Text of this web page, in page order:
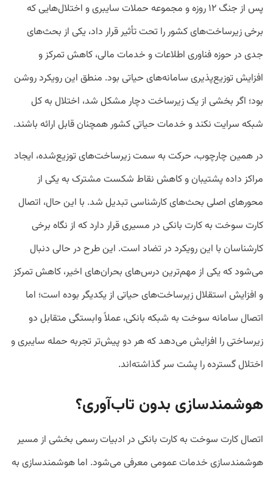
پس از جنگ ۱۲ روزه و مجموعه حملات سایبری و اختلال‌هایی که
برخی زیرساخت‌های کشور را تحت تأثیر قرار داد، یکی از بحث‌های
جدی در حوزه فناوری اطلاعات و خدمات مالی، کاهش تمرکز و
افزایش توزیع‌پذیری سامانه‌های حیاتی بود. منطق این رویکرد روشن
بود؛ اگر بخشی از یک زیرساخت دچار مشکل شد، اختلال به کل
شبکه سرایت نکند و خدمات حیاتی کشور همچنان قابل ارائه باشند.
در همین چارچوب، حرکت به سمت زیرساخت‌های توزیع‌شده، ایجاد
مراکز داده پشتیبان و کاهش نقاط شکست مشترک به یکی از
محورهای اصلی بحث‌های کارشناسی تبدیل شد. با این حال، اتصال
کارت سوخت به کارت بانکی در مسیری قرار دارد که از نگاه برخی
کارشناسان با این رویکرد در تضاد است. این طرح در حالی دنبال
می‌شود که یکی از مهم‌ترین درس‌های بحران‌های اخیر، کاهش تمرکز
و افزایش استقلال زیرساخت‌های حیاتی از یکدیگر بوده است؛ اما
اتصال سامانه سوخت به شبکه بانکی، عملاً وابستگی متقابل دو
زیرساختی را افزایش می‌دهد که هر دو پیش‌تر تجربه حمله سایبری و
اختلال گسترده را پشت سر گذاشته‌اند.
هوشمندسازی بدون تاب‌آوری؟
اتصال کارت سوخت به کارت بانکی در ادبیات رسمی بخشی از مسیر
هوشمندسازی خدمات عمومی معرفی می‌شود. اما هوشمندسازی به